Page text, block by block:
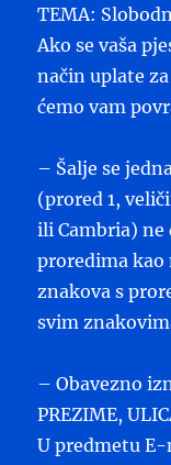
TEMA:
Ako se vaša
način uplate
ćemo vam
– Šalje se
(prored 1,
ili Cambria) ne
proredima kao
znakova s
svim
– Obavezno
PREZIME,
U predmetu